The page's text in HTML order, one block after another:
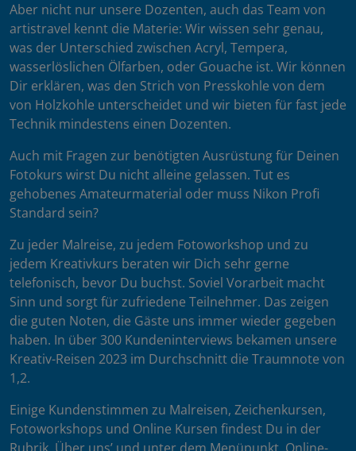
Aber nicht nur unsere Dozenten, auch das Team von
artistravel kennt die Materie: Wir wissen sehr genau,
was der Unterschied zwischen Acryl, Tempera,
wasserlöslichen Ölfarben, oder Gouache ist. Wir können
Dir erklären, was den Strich von Presskohle von dem
von Holzkohle unterscheidet und wir bieten für fast jede
Technik mindestens einen Dozenten.
Auch mit Fragen zur benötigten Ausrüstung für Deinen
Fotokurs wirst Du nicht alleine gelassen. Tut es
gehobenes Amateurmaterial oder muss Nikon Profi
Standard sein?
Zu jeder Malreise, zu jedem Fotoworkshop und zu
jedem Kreativkurs beraten wir Dich sehr gerne
telefonisch, bevor Du buchst. Soviel Vorarbeit macht
Sinn und sorgt für zufriedene Teilnehmer. Das zeigen
die guten Noten, die Gäste uns immer wieder gegeben
haben. In über 300 Kundeninterviews bekamen unsere
Kreativ-Reisen 2023 im Durchschnitt die Traumnote von
1,2.
Einige Kundenstimmen zu Malreisen, Zeichenkursen,
Fotoworkshops und Online Kursen findest Du in der